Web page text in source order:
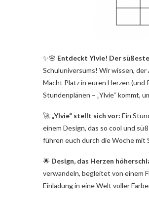
✨🌸 Entdeckt Ylvie! Der
Schuluniversums! Wir wissen,
Macht Platz in euren Herzen
Stundenplänen – „Ylvie“ kommt,
🚀 „Ylvie“ stellt sich vor: Ein
einem Design, das so cool und
führen euch durch die Woche mit
🌟 Design, das Herzen
verwandeln, begleitet von einem
Einladung in eine Welt voller